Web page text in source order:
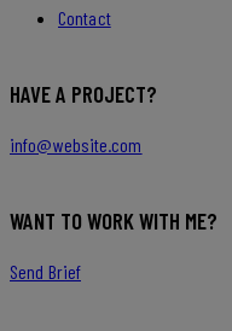
Contact
HAVE A PROJECT?
info@website.com
WANT TO WORK WITH ME?
Send Brief